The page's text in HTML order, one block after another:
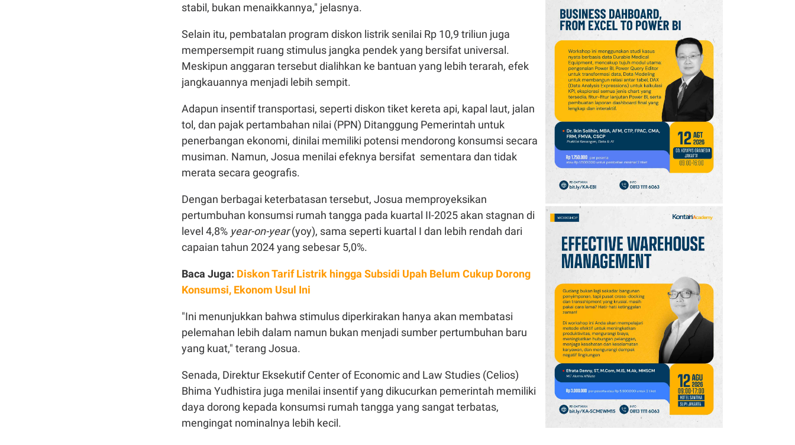
stabil, bukan menaikkannya," jelasnya.
Selain itu, pembatalan program diskon listrik senilai Rp 10,9 triliun juga
mempersempit ruang stimulus jangka pendek yang bersifat universal.
Meskipun anggaran tersebut dialihkan ke bantuan yang lebih terarah, efek
jangkauannya menjadi lebih sempit.
Adapun insentif transportasi, seperti diskon tiket kereta api, kapal laut, jalan
tol, dan pajak pertambahan nilai (PPN) Ditanggung Pemerintah untuk
penerbangan ekonomi, dinilai memiliki potensi mendorong konsumsi secara
musiman. Namun, Josua menilai efeknya bersifat sementara dan tidak
merata secara geografis.
Dengan berbagai keterbatasan tersebut, Josua memproyeksikan
pertumbuhan konsumsi rumah tangga pada kuartal II-2025 akan stagnan di
level 4,8% year-on-year(yoy), sama seperti kuartal I dan lebih rendah dari
capaian tahun 2024 yang sebesar 5,0%.
Baca Juga: Diskon Tarif Listrik hingga Subsidi Upah Belum Cukup Dorong
Konsumsi, Ekonom Usul Ini
"Ini menunjukkan bahwa stimulus diperkirakan hanya akan membatasi
pelemahan lebih dalam namun bukan menjadi sumber pertumbuhan baru
yang kuat," terang Josua.
Senada, Direktur Eksekutif Center of Economic and Law Studies (Celios)
Bhima Yudhistira juga menilai insentif yang dikucurkan pemerintah memiliki
daya dorong kepada konsumsi rumah tangga yang sangat terbatas,
mengingat nominalnya lebih kecil.